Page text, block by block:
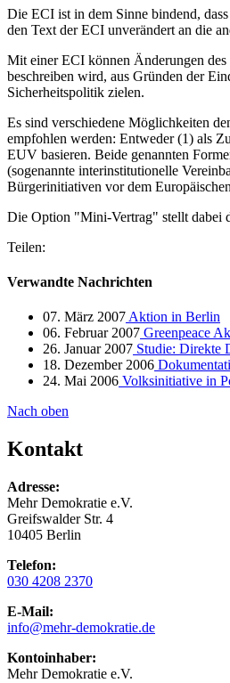
Die ECI ist in dem Sinne bindend,
den Text der ECI unverändert an die
Mit einer ECI können Änderungen
beschreiben wird, aus Gründen der
Sicherheitspolitik zielen.
Es sind verschiedene Möglichkeiten
empfohlen werden: Entweder (1) als
EUV basieren. Beide genannten
(sogenannte interinstitutionelle
Bürgerinitiativen vor dem
Die Option "Mini-Vertrag" stellt dabei
Teilen:
Verwandte Nachrichten
07. März 2007 Aktion in Berlin
06. Februar 2007 Greenpeace
26. Januar 2007 Studie: Direkte
18. Dezember 2006
24. Mai 2006 Volksinitiative in
Nach oben
Kontakt
Adresse:
Mehr Demokratie e.V.
Greifswalder Str. 4
10405 Berlin
Telefon:
030 4208 2370
E-Mail:
info@mehr-demokratie.de
Kontoinhaber:
Mehr Demokratie e.V.